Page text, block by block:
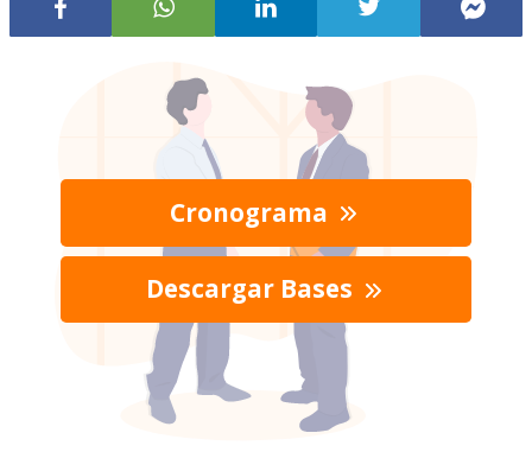
Cronograma
Descargar Bases